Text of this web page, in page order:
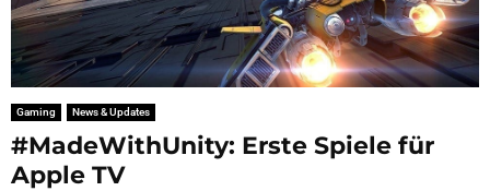
Gaming News & Updates
#MadeWithUnity: Erste Spiele für
Apple TV